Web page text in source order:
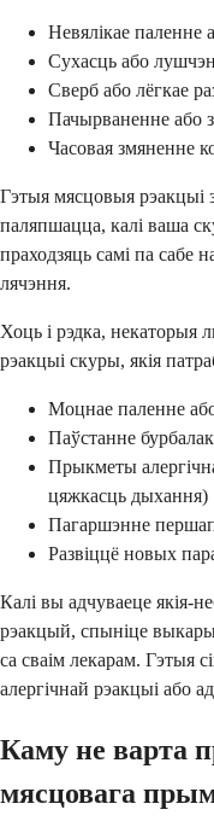
Невялікае паленне
Сухасць або
Сверб або лёгкае
Пачырваненне або
Часовая змяненне
Гэтыя мясцовыя рэакцыі
паляпшацца, калі ваша
праходзяць самі па сабе
лячэння.
Хоць і рэдка, некаторыя
рэакцыі скуры, якія
Моцнае паленне
Паўстанне
Прыкметы
цяжкасць дыхання)
Пагаршэнне
Развіццё новых
Калі вы адчуваеце якія-
рэакцый, спыніце
са сваім лекарам. Гэтыя
алергічнай рэакцыі або
Каму не варта
мясцовага